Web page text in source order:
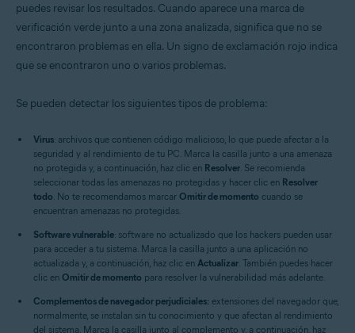
puedes revisar los resultados. Cuando aparece una marca de
verificación verde junto a una zona analizada, significa que no se
encontraron problemas en ella. Un signo de exclamación rojo indica
que se encontraron uno o varios problemas.
Se pueden detectar los siguientes tipos de problema:
Virus: archivos que contienen código malicioso, lo que puede afectar a la
seguridad y al rendimiento de tu PC. Marca la casilla junto a una amenaza
no protegida y, a continuación, haz clic en Resolver. Se recomienda
seleccionar todas las amenazas no protegidas y hacer clic en Resolver
todo. No te recomendamos marcar Omitir de momento cuando se
encuentran amenazas no protegidas.
Software vulnerable: software no actualizado que los hackers pueden usar
para acceder a tu sistema. Marca la casilla junto a una aplicación no
actualizada y, a continuación, haz clic en Actualizar. También puedes hacer
clic en Omitir de momento para resolver la vulnerabilidad más adelante.
Complementos de navegador perjudiciales: extensiones del navegador que,
normalmente, se instalan sin tu conocimiento y que afectan al rendimiento
del sistema. Marca la casilla junto al complemento y, a continuación, haz